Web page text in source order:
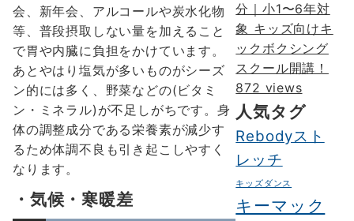
会、新年会、アルコールや炭水化物
等、普段摂取しない量を加えること
で胃や内臓に負担をかけています。
あとやはり塩気が多いものがシーズ
ン的には多く、野菜などの(ビタミ
ン・ミネラル)が不足しがちです。身
体の調整成分である栄養素が減少す
るため体調不良も引き起こしやすく
なります。
・気候・寒暖差
分｜小1〜6年対
象 キッズ向けキ
ックボクシング
スクール開講！
872 views
人気タグ
Rebodyスト
レッチ
キッズダンス
キーマック